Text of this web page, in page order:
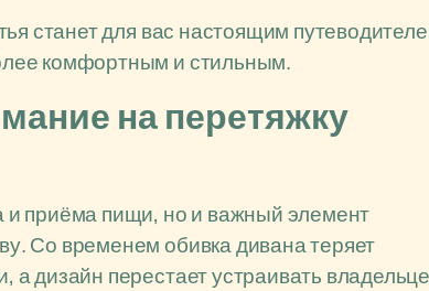
станет для вас настоящим
комфортным и стильным.
на перетяжку
и приёма пищи, но и важный элемент
Со временем обивка дивана теряет
а дизайн перестает устраивать